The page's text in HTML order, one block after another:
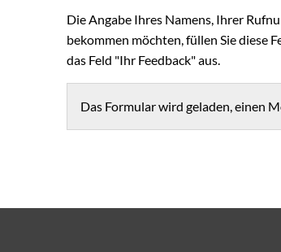
Die Angabe Ihres Namens, Ihrer
bekommen möchten, füllen Sie diese
das Feld "Ihr Feedback" aus.
Das Formular wird geladen, einen